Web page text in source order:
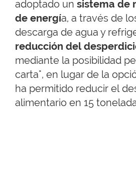
adoptado un sistema de
de energía, a través de
descarga de agua y
reducción del
mediante la posibilidad
carta", en lugar de la
ha permitido reducir el
alimentario en 15